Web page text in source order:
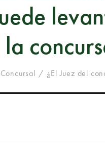
¿El Juez del